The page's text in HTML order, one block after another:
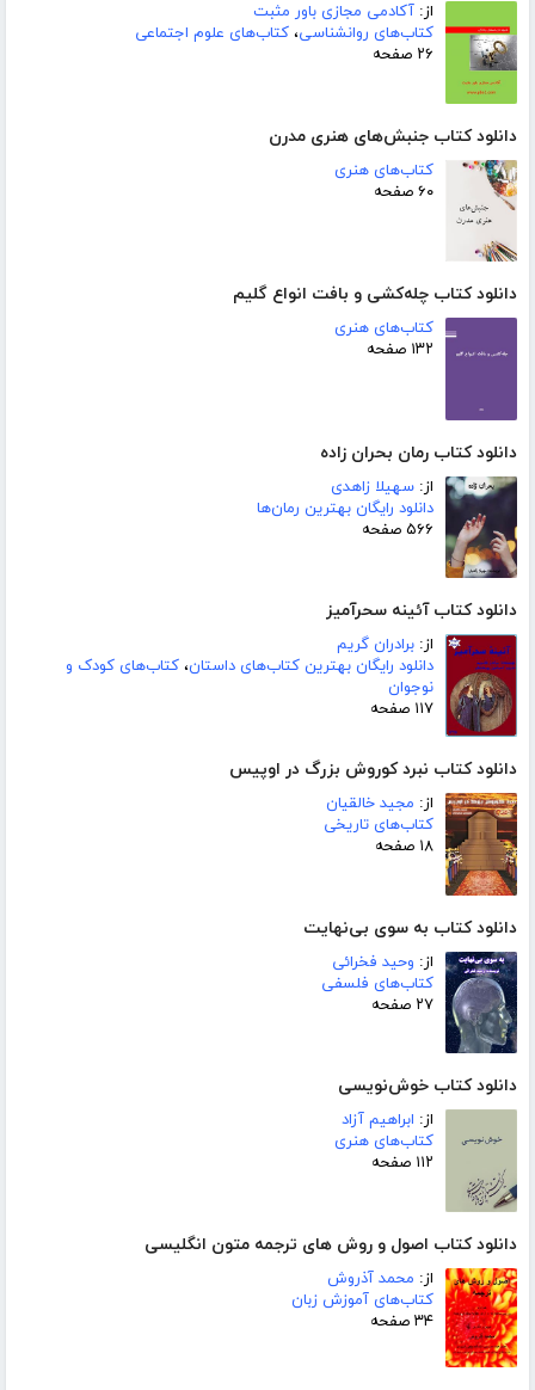
از: آکادمی مجازی باور مثبت
کتاب‌های روانشناسی، کتاب‌های علوم اجتماعی
۲۶ صفحه
دانلود کتاب جنبش‌های هنری مدرن
کتاب‌های هنری
۶۰ صفحه
دانلود کتاب چله‌کشی و بافت انواع گلیم
کتاب‌های هنری
۱۳۲ صفحه
دانلود کتاب رمان بحران زاده
از: سهیلا زاهدی
دانلود رایگان بهترین رمان‌ها
۵۶۶ صفحه
دانلود کتاب آئینه سحرآمیز
از: برادران گریم
دانلود رایگان بهترین کتاب‌های داستان، کتاب‌های کودک و
نوجوان
۱۱۷ صفحه
دانلود کتاب نبرد کوروش بزرگ در اوپیس
از: مجید خالقیان
کتاب‌های تاریخی
۱۸ صفحه
دانلود کتاب به سوی بی‌نهایت
از: وحید فخرائی
کتاب‌های فلسفی
۲۷ صفحه
دانلود کتاب خوش‌نویسی
از: ابراهیم آزاد
کتاب‌های هنری
۱۱۲ صفحه
دانلود کتاب اصول و روش های ترجمه متون انگلیسی
از: محمد آذروش
کتاب‌های آموزش زبان
۳۴ صفحه